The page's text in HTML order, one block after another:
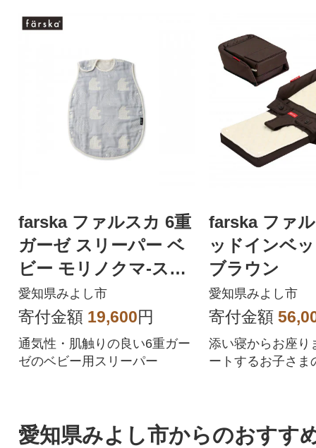
farska ファルスカ 6重
ガーゼ スリーパー ベ
ビー モリノクマ-スカ
イグレー
愛知県みよし市
寄付金額 19,600円
通気性・肌触りの良い6重ガー
ゼのベビー用スリーパー
farska ファ
ッドインベ
ブラウン
愛知県みよし市
寄付金額
添い寝からお座り
ートするお子さま
愛知県みよし市からのおすす